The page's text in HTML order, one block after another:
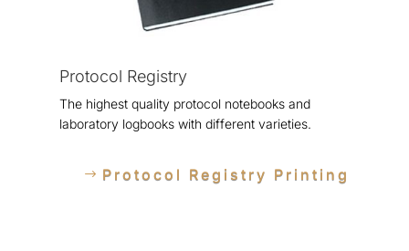
Protocol Registry
The highest quality protocol notebooks and
laboratory logbooks with different varieties.
Protocol Registry Printing